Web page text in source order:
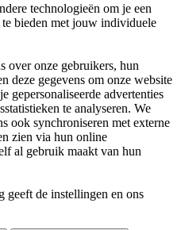
technologieën om je een
bieden met jouw individuele
over onze gebruikers, hun
deze gegevens om onze website
gepersonaliseerde advertenties
te analyseren. We
ook synchroniseren met externe
zien via hun online
al gebruik maakt van hun
geeft de instellingen en ons